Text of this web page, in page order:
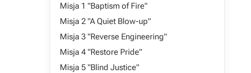
Misja 1 "Baptism of Fire"
Misja 2 "A Quiet Blow-up"
Misja 3 "Reverse Engineering"
Misja 4 "Restore Pride"
Misja 5 "Blind Justice"